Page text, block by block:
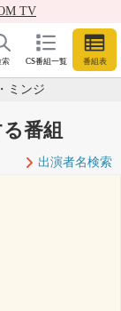
TV
CS番組一覧 番組表
索
ミンジ
番組
出演者名検索